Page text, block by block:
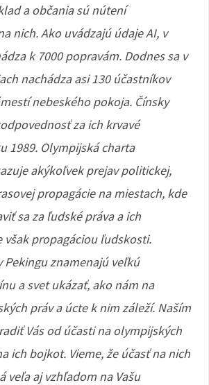
a občania sú nútení
nich. Ako uvádzajú údaje AI, v
k 7000 popravám. Dodnes sa v
nachádza asi 130 účastníkov
nebeského pokoja. Čínsky
za ich krvavé
1989. Olympijská charta
akýkoľvek prejav politickej,
propagácie na miestach, kde
sa za ľudské práva a ich
však propagáciou ľudskosti.
Pekingu znamenajú veľkú
a svet ukázať, ako nám na
práv a úcte k nim záleží. Naším
Vás od účasti na olympijských
ich bojkot. Vieme, že účasť na nich
veľa aj vzhľadom na Vašu